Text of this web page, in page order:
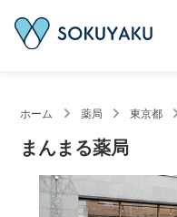
ホーム 薬局 東京都
まんまる薬局